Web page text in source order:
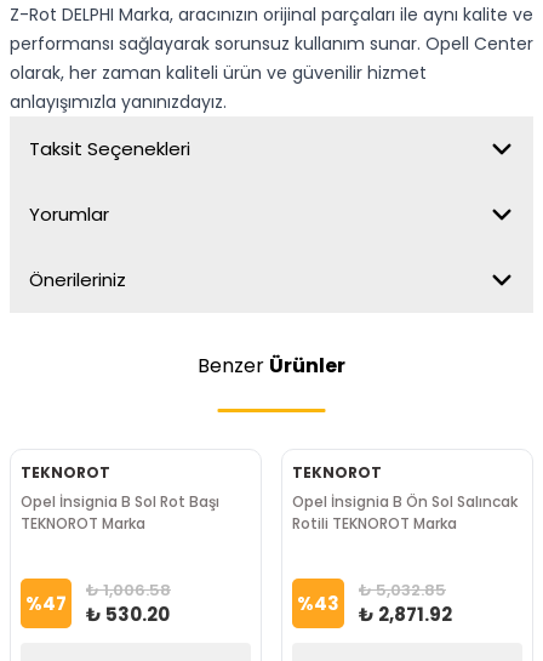
Z-Rot DELPHI Marka, aracınızın orijinal parçaları ile aynı kalite ve
performansı sağlayarak sorunsuz kullanım sunar. Opell Center
olarak, her zaman kaliteli ürün ve güvenilir hizmet
anlayışımızla yanınızdayız.
Taksit Seçenekleri
Yorumlar
Önerileriniz
Benzer Ürünler
TEKNOROT
Opel İnsignia B Sol Rot Başı
TEKNOROT Marka
%47 ₺ 1,006.58
₺ 530.20
TEKNOROT
Opel İnsignia B Ön Sol Salıncak
Rotili TEKNOROT Marka
%43 ₺ 5,032.85
₺ 2,871.92